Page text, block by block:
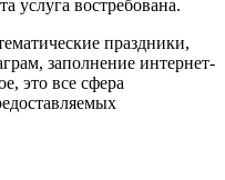
услуга востребована.
праздники,
заполнение интернет-
это все сфера